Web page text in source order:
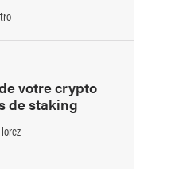
votre crypto
de staking